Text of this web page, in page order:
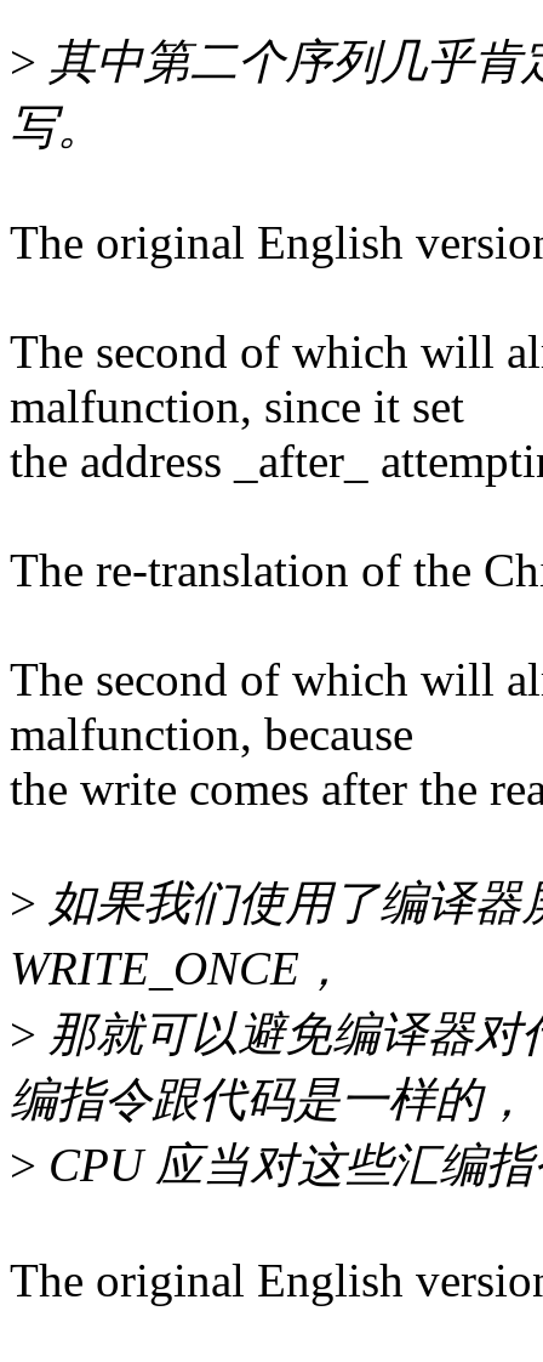
> 其中第二个序列几乎
写。
The original English
The second of which will
malfunction, since it set
the address _after_
The re-translation of the
The second of which will
malfunction, because
the write comes after the
> 如果我们使用了编译器
WRITE_ONCE，
> 那就可以避免编译器
编指令跟代码是一样的，
> CPU 应当对这些汇编
The original English